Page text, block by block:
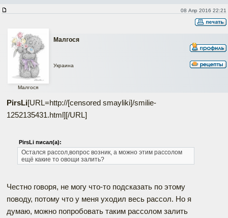
08 Апр 2016 22:21
Малгося
Малгося
Украина
PirsLi[URL=http://[censored smayliki]/smilie-
1252135431.html][/URL]
PirsLi писал(а):
Остался рассол,вопрос возник, а можно этим рассолом
ещё какие то овощи залить?
Честно говоря, не могу что-то подсказать по этому
поводу, потому что у меня уходил весь рассол. Но я
думаю, можно попробовать таким рассолом залить